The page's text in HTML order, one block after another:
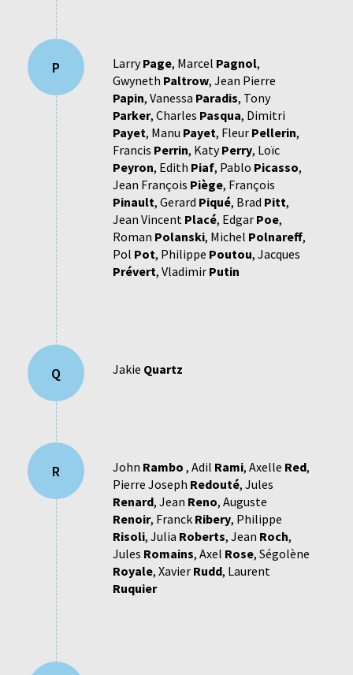
P LarryPage, Marcel Pagnol,
Gwyneth Paltrow, Jean Pierre
Papin, Vanessa Paradis, Tony
Parker, Charles Pasqua, Dimitri
Payet, Manu Payet, Fleur Pellerin,
Francis Perrin, KatyPerry, Loïc
Peyron, Edith Piaf, Pablo Picasso,
Jean François Piège, François
Pinault, Gerard Piqué, Brad Pitt,
Jean Vincent Placé, Edgar Poe,
Roman Polanski, Michel Polnareff,
Pol Pot, Philippe Poutou, Jacques
Prévert, Vladimir Putin
Q Jakie Quartz
R John Rambo , Adil Rami, Axelle Red,
Pierre Joseph Redouté, Jules
Renard, Jean Reno, Auguste
Renoir, Franck Ribery, Philippe
Risoli, Julia Roberts, Jean Roch,
Jules Romains, Axel Rose, Ségolène
Royale, Xavier Rudd, Laurent
Ruquier